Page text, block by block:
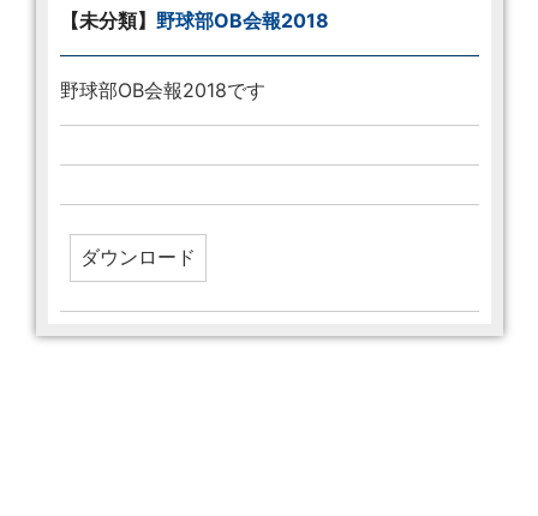
【未分類】 野球部OB会報2018
野球部OB会報2018です